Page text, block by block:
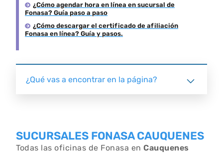
¿Cómo agendar hora en línea en sucursal de
Fonasa? Guía paso a paso
¿Cómo descargar el certificado de afiliación
Fonasa en línea? Guía y pasos.
¿Qué vas a encontrar en la página?
SUCURSALES FONASA CAUQUENES
Todas las oficinas de Fonasa en Cauquenes